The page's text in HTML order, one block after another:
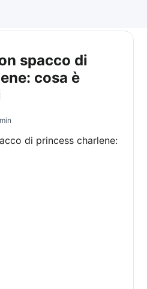
spacco di
cosa è